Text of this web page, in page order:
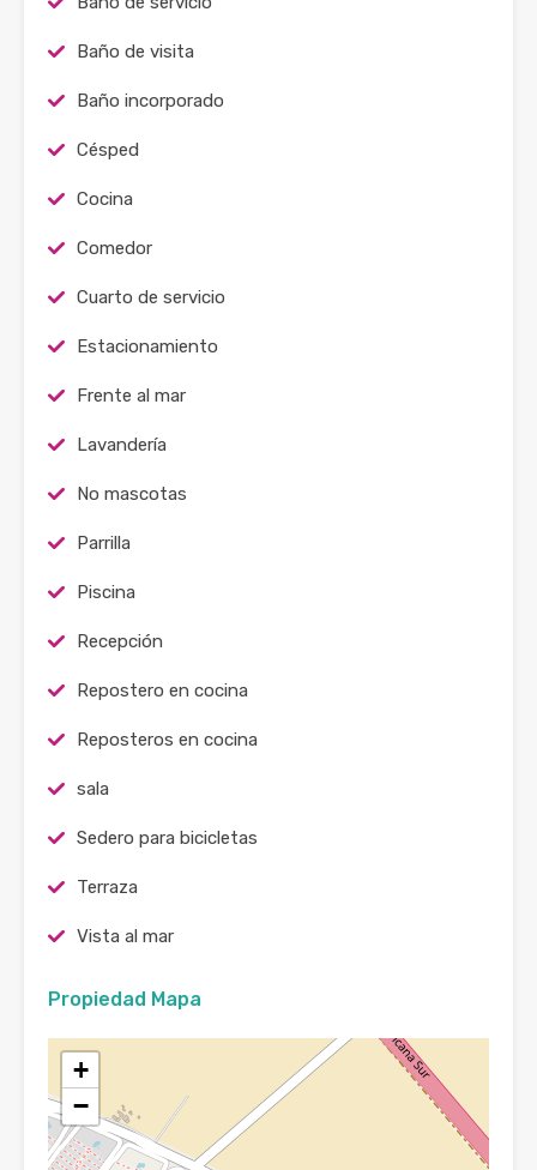
Baño de visita
Baño incorporado
Césped
Cocina
Comedor
Cuarto de servicio
Estacionamiento
Frente al mar
Lavandería
No mascotas
Parrilla
Piscina
Recepción
Repostero en cocina
Reposteros en cocina
sala
Sedero para bicicletas
Terraza
Vista al mar
Propiedad Mapa
+
−